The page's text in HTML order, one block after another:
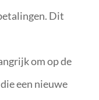
Dit
om op de
een nieuwe